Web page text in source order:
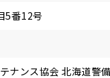
5番12号
ナンス協会 北海道警